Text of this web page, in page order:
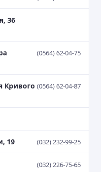
36
(0564) 62-04-75
Кривого (0564) 62-04-87
19 (032) 232-99-25
(032) 226-75-65